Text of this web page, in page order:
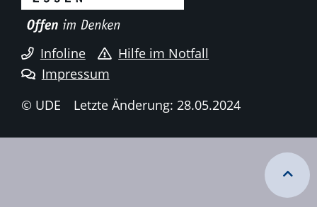
Infoline
Hilfe im Notfall
Impressum
© UDE
Letzte Änderung: 28.05.2024